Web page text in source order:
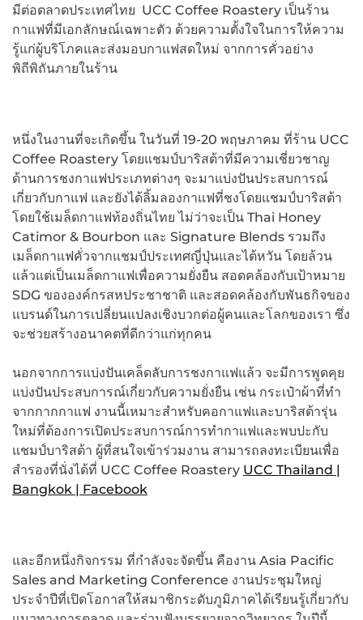
มีต่อตลาดประเทศไทย UCC Coffee Roastery เป็นร้าน
กาแฟที่มีเอกลักษณ์เฉพาะตัว ด้วยความตั้งใจในการให้ความ
รู้แก่ผู้บริโภคและส่งมอบกาแฟสดใหม่ จากการคั่วอย่าง
พิถีพิถันภายในร้าน
หนึ่งในงานที่จะเกิดขึ้น ในวันที่ 19-20 พฤษภาคม ที่ร้าน UCC
Coffee Roastery โดยแชมป์บาริสต้าที่มีความเชี่ยวชาญ
ด้านการชงกาแฟประเภทต่างๆ จะมาแบ่งปันประสบการณ์
เกี่ยวกับกาแฟ และยังได้ลิ้มลองกาแฟที่ชงโดยแชมป์บาริสต้า
โดยใช้เมล็ดกาแฟท้องถิ่นไทย ไม่ว่าจะเป็น Thai Honey
Catimor & Bourbon และ Signature Blends รวมถึง
เมล็ดกาแฟคั่วจากแชมป์ประเทศญี่ปุ่นและไต้หวัน โดยล้วน
แล้วแต่เป็นเมล็ดกาแฟเพื่อความยั่งยืน สอดคล้องกับเป้าหมาย
SDG ขององค์กรสหประชาชาติ และสอดคล้องกับพันธกิจของ
แบรนด์ในการเปลี่ยนแปลงเชิงบวกต่อผู้คนและโลกของเรา ซึ่ง
จะช่วยสร้างอนาคตที่ดีกว่าแก่ทุกคน
นอกจากการแบ่งปันเคล็ดลับการชงกาแฟแล้ว จะมีการพูดคุย
แบ่งปันประสบการณ์เกี่ยวกับความยั่งยืน เช่น กระเป๋าผ้าที่ทำ
จากกากกาแฟ งานนี้เหมาะสำหรับคอกาแฟและบาริสต้ารุ่น
ใหม่ที่ต้องการเปิดประสบการณ์การทำกาแฟและพบปะกับ
แชมป์บาริสต้า ผู้ที่สนใจเข้าร่วมงาน สามารถลงทะเบียนเพื่อ
สำรองที่นั่งได้ที่ UCC Coffee Roastery UCC Thailand |
Bangkok | Facebook
และอีกหนึ่งกิจกรรม ที่กำลังจะจัดขึ้น คืองาน Asia Pacific
Sales and Marketing Conference งานประชุมใหญ่
ประจำปีที่เปิดโอกาสให้สมาชิกระดับภูมิภาคได้เรียนรู้เกี่ยวกับ